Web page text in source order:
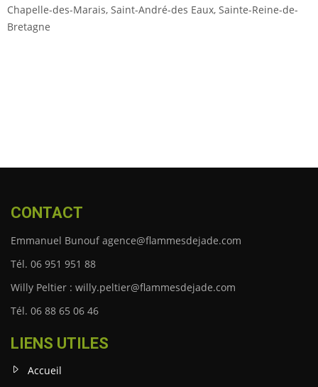
Chapelle-des-Marais, Saint-André-des Eaux, Sainte-Reine-de-
Bretagne
CONTACT
Emmanuel Bunouf agence@flammesdejade.com
Tél. 06 951 951 88
Willy Peltier : willy.peltier@flammesdejade.com
Tél. 06 88 65 06 46
LIENS UTILES
Accueil